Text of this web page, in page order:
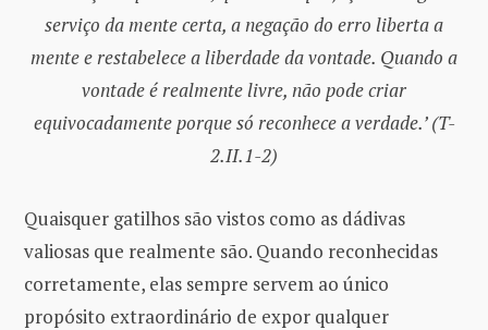
serviço da mente certa, a negação do erro liberta a
mente e restabelece a liberdade da vontade. Quando a
vontade é realmente livre, não pode criar
equivocadamente porque só reconhece a verdade.’ (T-
2.II.1-2)
Quaisquer gatilhos são vistos como as dádivas
valiosas que realmente são. Quando reconhecidas
corretamente, elas sempre servem ao único
propósito extraordinário de expor qualquer